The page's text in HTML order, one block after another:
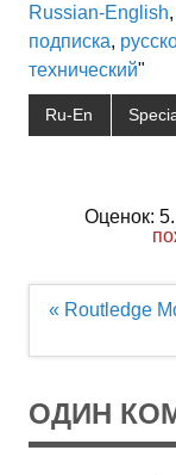
Russian-English,
подписка,
технический"
Ru-En
Оценок:
Навигация
« Routledge
ОДИН